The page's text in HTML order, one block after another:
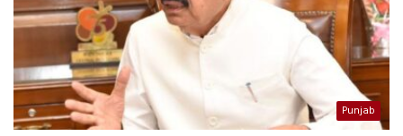
Punjab